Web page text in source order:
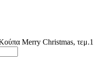
Κούπα Merry Christmas, τεμ.1